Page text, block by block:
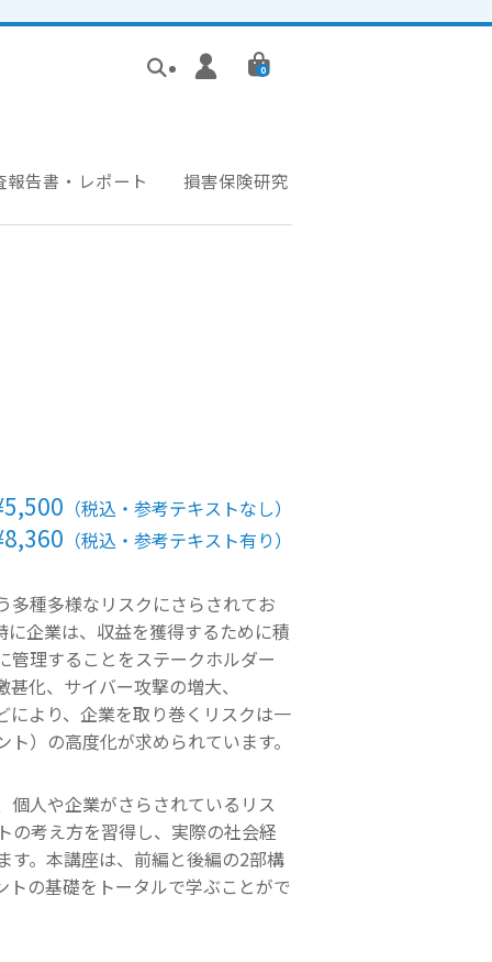
0
報告書・レポート 損害保険研究
（税込・参考テキストなし）
（税込・参考テキスト有り）
多種多様なリスクにさらされてお
に企業は、収益を獲得するために積
管理することをステークホルダー
化、サイバー攻撃の増大、
により、企業を取り巻くリスクは一
）の高度化が求められています。
個人や企業がさらされているリス
の考え方を習得し、実際の社会経
す。本講座は、前編と後編の2部構
の基礎をトータルで学ぶことがで